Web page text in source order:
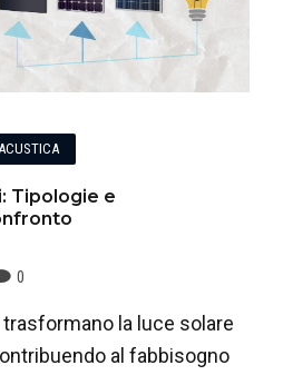
Tipologie e
0
la luce solare
al fabbisogno